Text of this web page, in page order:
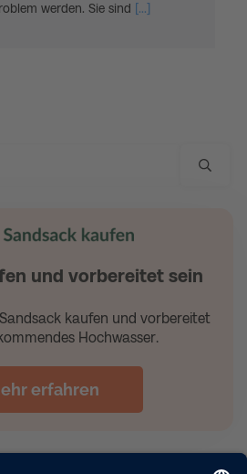
werden. Sie sind [...]
und vorbereitet sein
kaufen und vorbereitet
Hochwasser.
erfahren